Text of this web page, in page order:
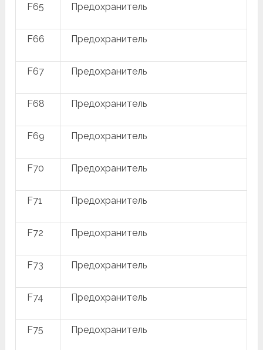
F65 Предохранитель
F66 Предохранитель
F67 Предохранитель
F68 Предохранитель
F69 Предохранитель
F70 Предохранитель
F71 Предохранитель
F72 Предохранитель
F73 Предохранитель
F74 Предохранитель
F75 Предохранитель